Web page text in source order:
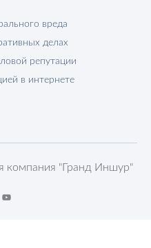
вреда
делах
репутации
в интернете
компания "Гранд Иншур"